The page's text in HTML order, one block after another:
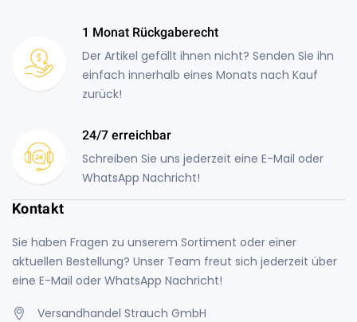
1 Monat Rückgaberecht
Der Artikel gefällt ihnen nicht? Senden Sie ihn
einfach innerhalb eines Monats nach Kauf
zurück!
24/7 erreichbar
Schreiben Sie uns jederzeit eine E-Mail oder
WhatsApp Nachricht!
Kontakt
Sie haben Fragen zu unserem Sortiment oder einer
aktuellen Bestellung? Unser Team freut sich jederzeit über
eine E-Mail oder WhatsApp Nachricht!
Versandhandel Strauch GmbH